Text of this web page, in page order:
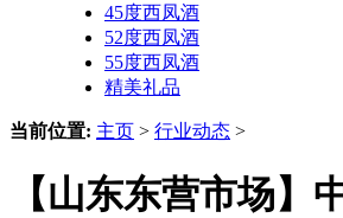
45度西凤酒
52度西凤酒
55度西凤酒
精美礼品
当前位置: 主页 > 行业动态 >
【山东东营市场】